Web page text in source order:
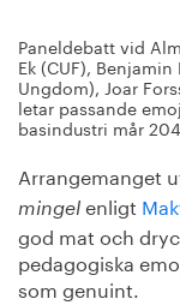
Paneldebatt vid
Ek (CUF),
Ungdom), Joar
letar passande
basindustri mår
Arrangemanget
mingel enligt
god mat och
pedagogiska
som genuint.